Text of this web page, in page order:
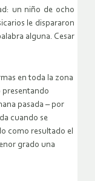
un niño de ocho
le dispararon
alguna. Cesar
en toda la zona
presentando
pasada – por
cuando se
como resultado el
grado una